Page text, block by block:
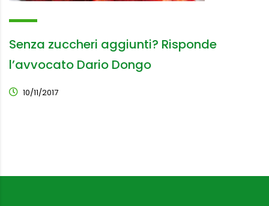
Senza zuccheri aggiunti? Risponde
l’avvocato Dario Dongo
10/11/2017